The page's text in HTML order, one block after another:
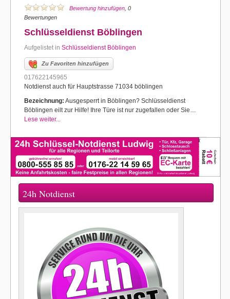
Bewertung hinzufügen , 0
Bewertungen
Schlüsseldienst Böblingen
Aufgelistet in Schlüsseldienst Böblingen
Zu Favoriten hinzufügen
017622145965
Notdienst auch für Hauptstrasse 71034 böblingen
Bezeichnung: Ausgesperrt in Böblingen? Schlüsseldienst
Böblingen eilt zur Hilfe! Ihre Türe ist nur zugefallen oder Sie…
Lese weiter...
24h Notdienst